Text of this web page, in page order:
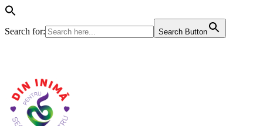
Search for: Search Button